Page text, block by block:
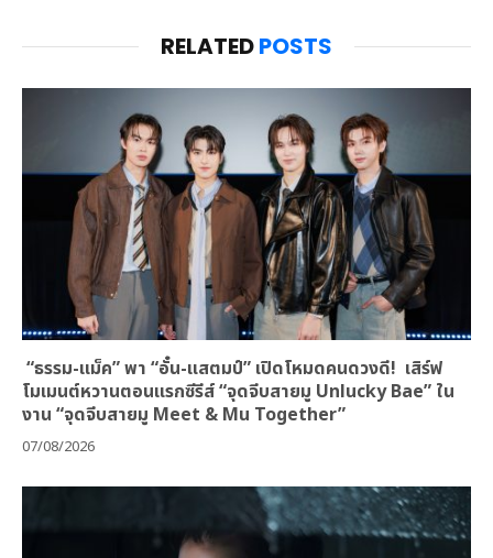
RELATEDPOSTS
“ธรรม-แม็ค” พา “อั๋น-แสตมป์” เปิดโหมดคนดวงดี! เสิร์ฟ
โมเมนต์หวานตอนแรกซีรีส์ “จุดจีบสายมู Unlucky Bae” ใน
งาน “จุดจีบสายมู Meet & Mu Together”
07/08/2026